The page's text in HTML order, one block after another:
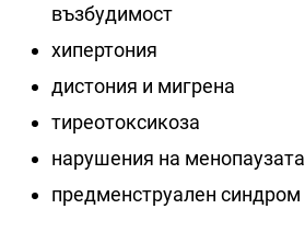
възбудимост
хипертония
дистония и мигрена
тиреотоксикоза
нарушения на менопаузата
предменструален синдром